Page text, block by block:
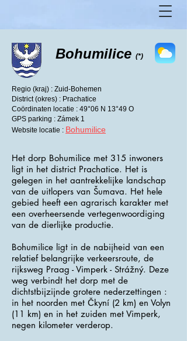
Bohumilice (*)
Regio (kraj) : Zuid-Bohemen
District (okres) : Prachatice
Coördinaten locatie : 49°06 N 13°49 O
GPS parking : Zámek 1
Website locatie : Bohumilice
Het dorp Bohumilice met 315 inwoners
ligt in het district Prachatice. Het is
gelegen in het aantrekkelijke landschap
van de uitlopers van Šumava. Het hele
gebied heeft een agrarisch karakter met
een overheersende vertegenwoordiging
van de dierlijke productie.
Bohumilice ligt in de nabijheid van een
relatief belangrijke verkeersroute, de
rijksweg Praag - Vimperk - Strážný. Deze
weg verbindt het dorp met de
dichtstbijzijnde grotere nederzettingen :
in het noorden met Čkyní (2 km) en Volyn
(11 km) en in het zuiden met Vimperk,
negen kilometer verderop.